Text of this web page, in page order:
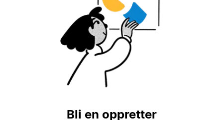
Bli en oppretter